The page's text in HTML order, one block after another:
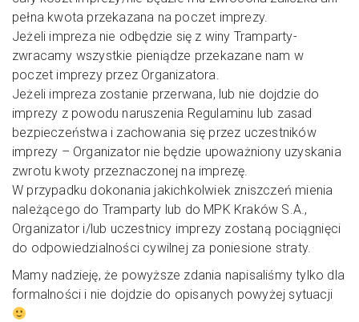
pełna kwota przekazana na poczet imprezy.
Jeżeli impreza nie odbędzie się z winy Tramparty-
zwracamy wszystkie pieniądze przekazane nam w
poczet imprezy przez Organizatora.
Jeżeli impreza zostanie przerwana, lub nie dojdzie do
imprezy z powodu naruszenia Regulaminu lub zasad
bezpieczeństwa i zachowania się przez uczestników
imprezy – Organizator nie będzie upoważniony uzyskania
zwrotu kwoty przeznaczonej na imprezę.
W przypadku dokonania jakichkolwiek zniszczeń mienia
należącego do Tramparty lub do MPK Kraków S.A.,
Organizator i/lub uczestnicy imprezy zostaną pociągnięci
do odpowiedzialności cywilnej za poniesione straty.
Mamy nadzieję, że powyższe zdania napisaliśmy tylko dla
formalności i nie dojdzie do opisanych powyżej sytuacji